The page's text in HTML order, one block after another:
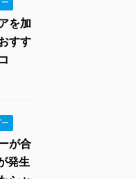
を加
すす
が合
発生